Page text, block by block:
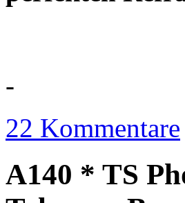
-
22 Kommentare
A140 * TS